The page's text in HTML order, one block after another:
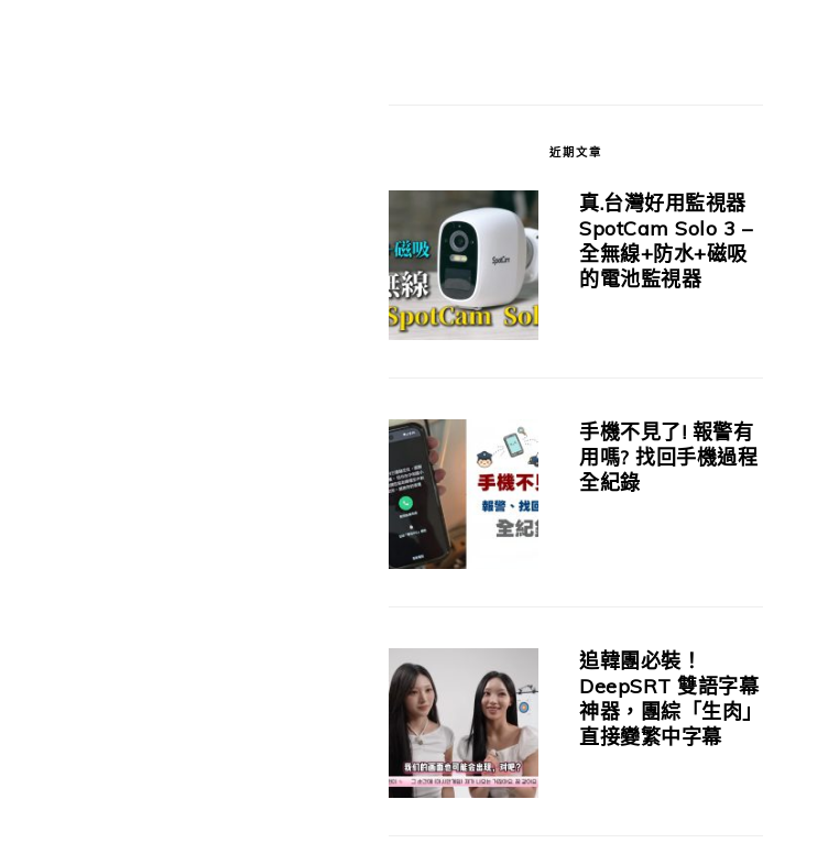
近期文章
真.台灣好用監視器
SpotCam Solo 3 –
全無線+防水+磁吸
的電池監視器
手機不見了! 報警有
用嗎? 找回手機過程
全紀錄
追韓團必裝！
DeepSRT 雙語字幕
神器，團綜「生肉」
直接變繁中字幕